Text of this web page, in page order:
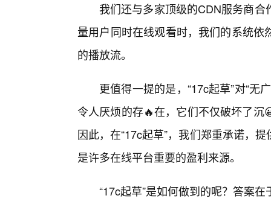
我们还与多家顶级的CDN服务商
量用户同时在线观看时，我们的系统
的播放流。
更值得一提的是，“17c起草”对“无
令人厌烦的存🔥在，它们不仅破坏了
因此，在“17c起草”，我们郑重承诺，
是许多在线平台重要的盈利来源。
“17c起草”是如何做到的呢？答案